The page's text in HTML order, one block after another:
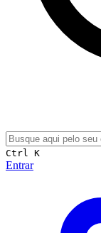
Ctrl K
Entrar